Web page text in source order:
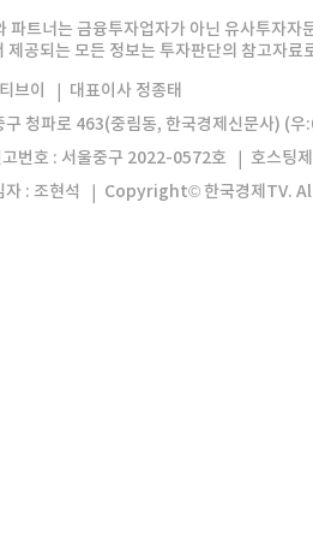
디어그룹 한국경제신문 한국경제
앱 한국경제TV앱
파트너는 금융투자업자가 아닌 유사투자
제공되는 모든 정보는 투자판단의 참고자
브이
대표이사 정종태
구 청파로 463(중림동, 한국경제신문사) (
번호 : 서울중구 2022-0572호
호스팅
: 조현석
Copyright© 한국경제TV.